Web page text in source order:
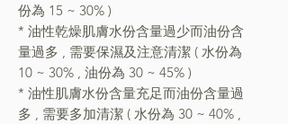
份為 15 ~ 30% )
* 油性乾燥肌膚水份含量過少而油份含
量過多 , 需要保濕及注意清潔 ( 水份為
10 ~ 30% , 油份為 30 ~ 45% )
* 油性肌膚水份含量充足而油份含量過
多 , 需要多加清潔 ( 水份為 30 ~ 40% ,